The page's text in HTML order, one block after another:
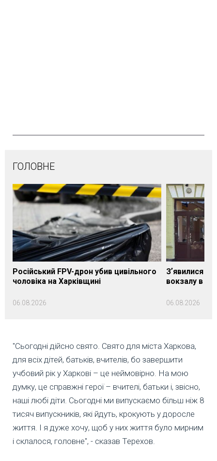
ГОЛОВНЕ
Російський FPV-дрон убив цивільного
чоловіка на Харківщині
06.08.2026
Зʼявилися
вокзалу в
06.08.2026
"Сьогодні дійсно свято. Свято для міста Харкова,
для всіх дітей, батьків, вчителів, бо завершити
учбовий рік у Харкові – це неймовірно. На мою
думку, це справжні герої – вчителі, батьки і, звісно,
наші любі діти. Сьогодні ми випускаємо більш ніж 8
тисяч випускників, які йдуть, крокують у доросле
життя. І я дуже хочу, щоб у них життя було мирним
і склалося, головне", - сказав Терехов.